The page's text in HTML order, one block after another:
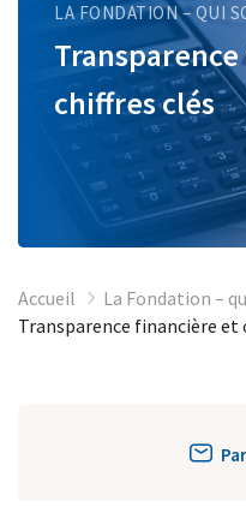
LA FONDATION – QUI
chiffres clés
Accueil
La Fondation –
Transparence financière et